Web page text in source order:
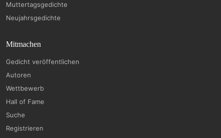
Muttertagsgedichte
Neujahrsgedichte
Mitmachen
Gedicht veröffentlichen
Autoren
Wettbewerb
Hall of Fame
Suche
Registrieren